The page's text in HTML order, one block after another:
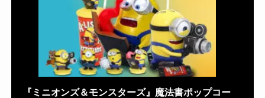
『ミニオンズ＆モンスターズ』魔法書ポップコー